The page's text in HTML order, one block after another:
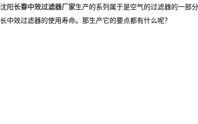
沈阳长春中效过滤器厂家生产的系列属于是空气的过滤器的一部
长中效过滤器的使用寿命。那生产它的要点都有什么呢？